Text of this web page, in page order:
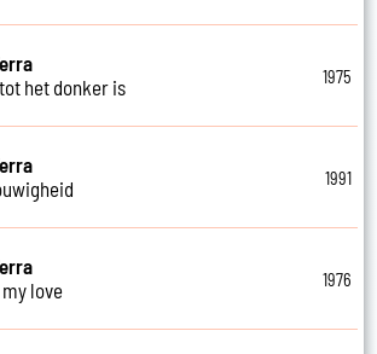
het donker is
1975
1991
love
1976